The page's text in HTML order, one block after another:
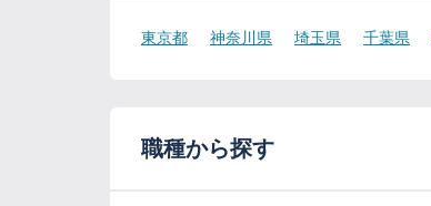
東京都 神奈川県 埼玉県 千葉県
職種から探す